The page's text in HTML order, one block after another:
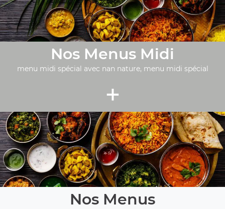
Nos Menus Midi
menu midi spécial avec nan nature, menu midi spécial
+
Nos Menus